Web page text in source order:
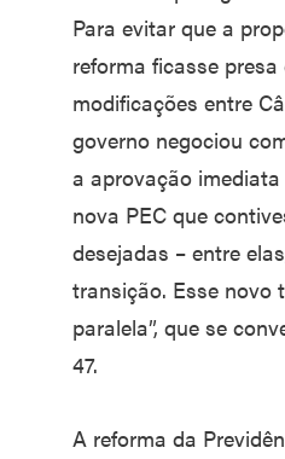
Para evitar que a
reforma ficasse
modificações entre
governo negociou
a aprovação
nova PEC que
desejadas – entre
transição. Esse novo
paralela”, que se
47.
A reforma da